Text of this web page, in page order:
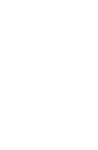
con
se ha
sin